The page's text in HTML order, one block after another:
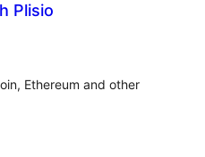
Plisio
Ethereum and other